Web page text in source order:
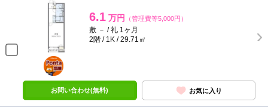
6.1 万円 （管理費等5,000円）
敷 － / 礼 1ヶ月
2階 / 1K / 29.71㎡
ポンタ
部屋
お問い合わせ(無料) お気に入り